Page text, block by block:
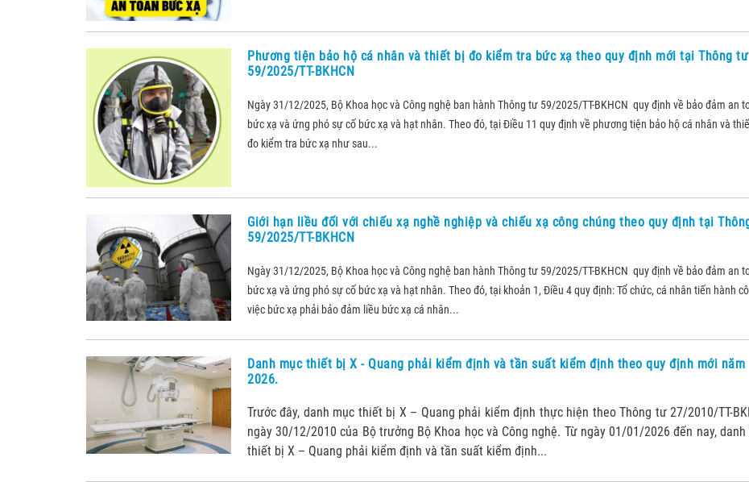
Phương tiện bảo hộ cá nhân và thiết bị đo kiểm tra bức xạ theo quy định mới tại Thông tư
59/2025/TT-BKHCN
Ngày 31/12/2025, Bộ Khoa học và Công nghệ ban hành Thông tư 59/2025/TT-BKHCN quy định về bảo đảm an
bức xạ và ứng phó sự cố bức xạ và hạt nhân. Theo đó, tại Điều 11 quy định về phương tiện bảo hộ cá nhân và
đo kiểm tra bức xạ như sau...
Giới hạn liều đối với chiếu xạ nghề nghiệp và chiếu xạ công chúng theo quy định tại
59/2025/TT-BKHCN
Ngày 31/12/2025, Bộ Khoa học và Công nghệ ban hành Thông tư 59/2025/TT-BKHCN quy định về bảo đảm an
bức xạ và ứng phó sự cố bức xạ và hạt nhân. Theo đó, tại khoản 1, Điều 4 quy định: Tổ chức, cá nhân tiến hành
việc bức xạ phải bảo đảm liều bức xạ cá nhân...
Danh mục thiết bị X - Quang phải kiểm định và tần suất kiểm định theo quy định mới năm
2026.
Trước đây, danh mục thiết bị X – Quang phải kiểm định thực hiện theo Thông tư 27/2010/TT-
ngày 30/12/2010 của Bộ trưởng Bộ Khoa học và Công nghệ. Từ ngày 01/01/2026 đến nay, danh
thiết bị X – Quang phải kiểm định và tần suất kiểm định...